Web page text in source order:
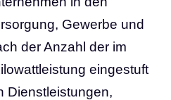
Gewerbe und
der Anzahl der im
eingestuft
Dienstleistungen,